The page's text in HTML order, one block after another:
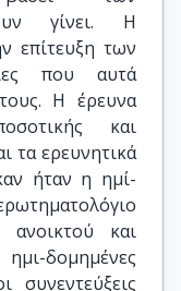
γίνει. Η
επίτευξη των
που αυτά
Η έρευνα
και
τα ερευνητικά
ήταν η ημί-
ανοικτού και
δομημένες
συνεντεύξεις